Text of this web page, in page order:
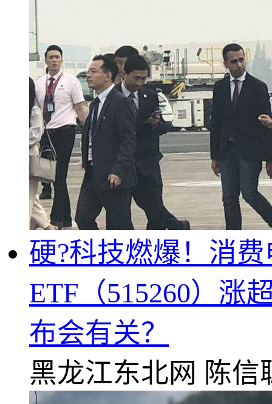
硬?科技燃爆！消
ETF（515260）涨
布会有关？
黑龙江东北网 陈信